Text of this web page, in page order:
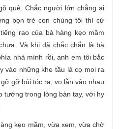
quê. Chắc người lớn chẳng ai
bọn trẻ con chúng tôi thì cứ
rao của bà hàng kẹo mầm
Và khi đã chắc chắn là bà
nhà mình rồi, anh em tôi bắc
vào những khe tầu lá cọ moi ra
gỡ búi tóc ra, vo lẫn vào nhau
tướng trong lòng bàn tay, với hy
kẹo mầm, vừa xem, vừa chờ